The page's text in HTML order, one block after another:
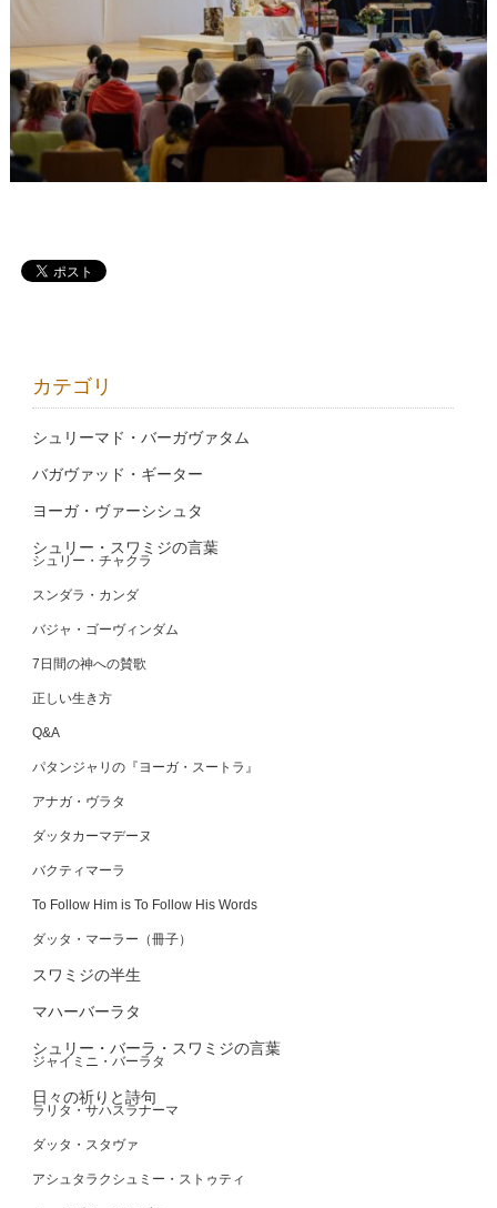
カテゴリ
シュリーマド・バーガヴァタム
バガヴァッド・ギーター
ヨーガ・ヴァーシシュタ
シュリー・スワミジの言葉
シュリー・チャクラ
スンダラ・カンダ
バジャ・ゴーヴィンダム
7日間の神への賛歌
正しい生き方
Q&A
パタンジャリの『ヨーガ・スートラ』
アナガ・ヴラタ
ダッタカーマデーヌ
バクティマーラ
To Follow Him is To Follow His Words
ダッタ・マーラー（冊子）
スワミジの半生
マハーバーラタ
シュリー・バーラ・スワミジの言葉
ジャイミニ・バーラタ
日々の祈りと詩句
ラリタ・サハスラナーマ
ダッタ・スタヴァ
アシュタラクシュミー・ストゥティ